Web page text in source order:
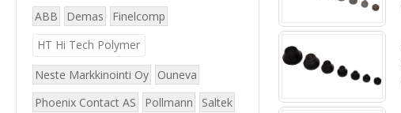
ABB Demas
Finelcomp
HT Hi Tech Polymer
Neste Markkinointi Oy
Ouneva
Phoenix Contact AS
Pollmann Saltek